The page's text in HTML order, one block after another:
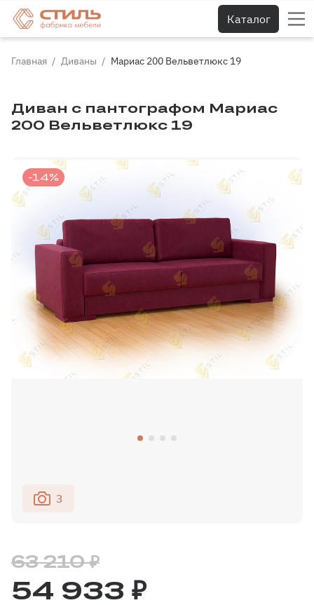
Каталог
Главная Диваны Мариас 200 Вельветлюкс 19
-14%
3
Диван с пантографом Мариас
200 Вельветлюкс 19
63 210 ₽
54 933 ₽